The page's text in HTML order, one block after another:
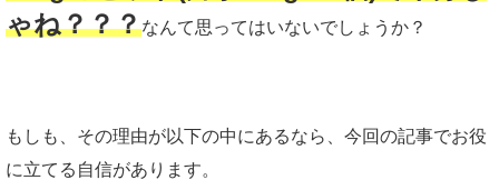
ゃね？？？なんて思ってはいないでしょうか？
もしも、その理由が以下の中にあるなら、今回の記事でお役
に立てる自信があります。